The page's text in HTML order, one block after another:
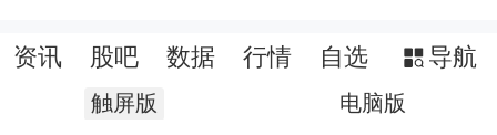
资讯 股吧 数据 行情 自选 导航
触屏版 电脑版